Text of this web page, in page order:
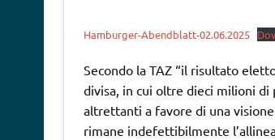
Hamburger-Abendblatt-02.06.2025
Secondo la TAZ “il risultato
divisa, in cui oltre dieci milioni di
altrettanti a favore di una
rimane indefettibilmente